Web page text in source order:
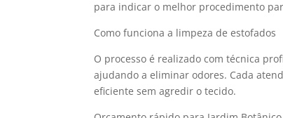
para indicar o melhor procedimento
Como funciona a limpeza de estofados
O processo é realizado com técnica
ajudando a eliminar odores. Cada
eficiente sem agredir o tecido.